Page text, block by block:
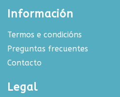
Información
Termos e condicións
Preguntas frecuentes
Contacto
Legal